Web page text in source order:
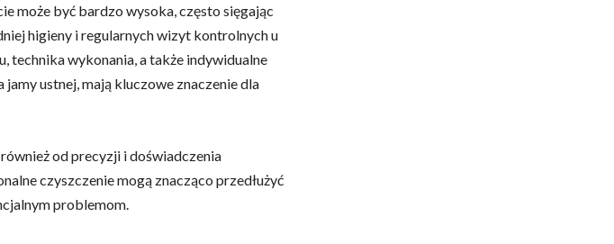
może być bardzo wysoka, często sięgając
higieny i regularnych wizyt kontrolnych u
technika wykonania, a także indywidualne
ustnej, mają kluczowe znaczenie dla
od precyzji i doświadczenia
czyszczenie mogą znacząco przedłużyć
problemom.